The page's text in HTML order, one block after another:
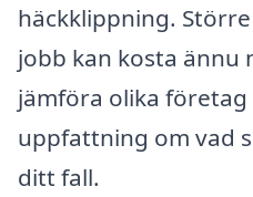
häckklippning.
jobb kan kosta ännu
jämföra olika
uppfattning om vad
ditt fall.